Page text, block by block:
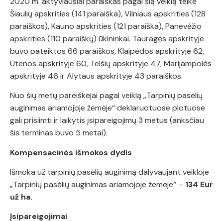
Šiaulių apskrities (141 paraiška), Vilniaus apskrities (128
paraiškos), Kauno apskrities (121 paraiška), Panevėžio
apskrities (110 paraiškų) ūkininkai. Tauragės apskrityje
buvo pateiktos 66 paraiškos, Klaipėdos apskrityje 62,
Utenos apskrityje 60, Telšių apskrityje 47, Marijampolės
apskrityje 46 ir Alytaus apskrityje 43 paraiškos.
Nuo šių metų pareiškėjai pagal veiklą „Tarpinių pasėlių
auginimas ariamojoje žemėje“ deklaruotuose plotuose
gali prisiimti ir laikytis įsipareigojimų 3 metus (anksčiau
šis terminas buvo 5 metai).
Kompensacinės išmokos dydis
Išmoka už tarpinių pasėlių auginimą dalyvaujant veikloje
„Tarpinių pasėlių auginimas ariamojoje žemėje“ – 134 Eur
už ha.
Įsipareigojimai